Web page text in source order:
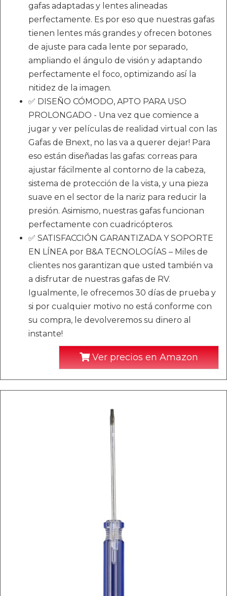
gafas adaptadas y lentes alineadas
perfectamente. Es por eso que nuestras gafas
tienen lentes más grandes y ofrecen botones
de ajuste para cada lente por separado,
ampliando el ángulo de visión y adaptando
perfectamente el foco, optimizando así la
nitidez de la imagen.
✅ DISEÑO CÓMODO, APTO PARA USO
PROLONGADO - Una vez que comience a
jugar y ver películas de realidad virtual con las
Gafas de Bnext, no las va a querer dejar! Para
eso están diseñadas las gafas: correas para
ajustar fácilmente al contorno de la cabeza,
sistema de protección de la vista, y una pieza
suave en el sector de la nariz para reducir la
presión. Asimismo, nuestras gafas funcionan
perfectamente con cuadricópteros.
✅ SATISFACCIÓN GARANTIZADA Y SOPORTE
EN LÍNEA por B&A TECNOLOGÍAS – Miles de
clientes nos garantizan que usted también va
a disfrutar de nuestras gafas de RV.
Igualmente, le ofrecemos 30 días de prueba y
si por cualquier motivo no está conforme con
su compra, le devolveremos su dinero al
instante!
Ver precios en Amazon